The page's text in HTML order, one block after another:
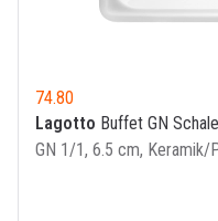
74.80
Lagotto Buffet GN
GN 1/1, 6.5 cm, Keramik/